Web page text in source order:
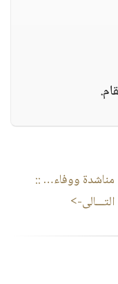
مناشدة ووفاء… ::
التـــالى->